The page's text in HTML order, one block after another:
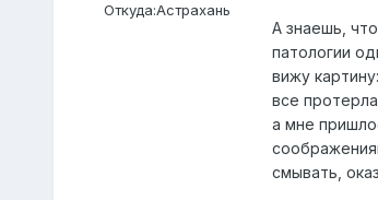
Откуда:Астрахань
А знаешь,
патологии
вижу
все
а мне
смывать,